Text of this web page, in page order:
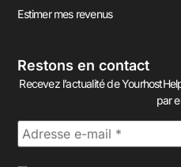
Estimer mes revenus
Restons en contact
Recevez l’actualité de
par